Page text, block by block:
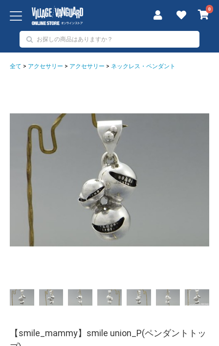
0
全て > アクセサリー > アクセサリー > ネックレス・ペンダント
【smile_mammy】smile union_P(ペンダントトッ